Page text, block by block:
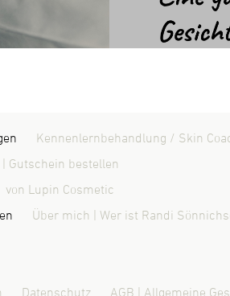
Kennenlernbehandlung / Skin
Gutschein bestellen
von Lupin Cosmetic
Über mich | Wer ist Randi
Datenschutz AGB | Allgemeine